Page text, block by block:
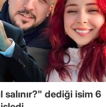
salınır?" dediği isim 6